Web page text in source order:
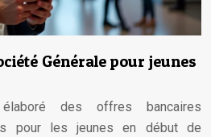
Générale pour jeunes
des offres bancaires
pour les jeunes en début de